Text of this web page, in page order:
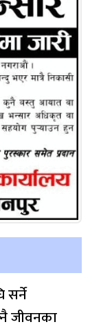
जीवनका